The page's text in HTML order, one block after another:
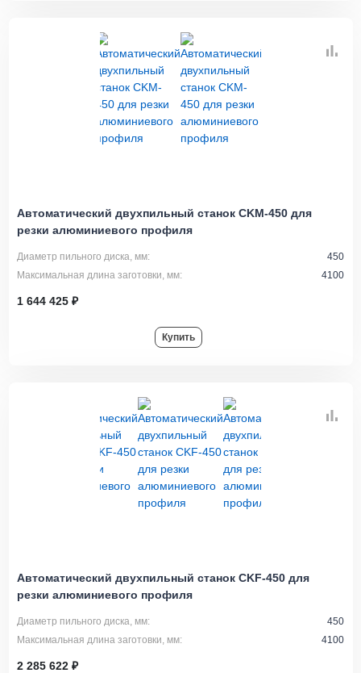
Автоматический двухпильный станок CKM-450 для
резки алюминиевого профиля
Диаметр пильного диска, мм:
450
Максимальная длина заготовки, мм:
4100
1 644 425 ₽
Купить
Автоматический двухпильный станок CKF-450 для
резки алюминиевого профиля
Диаметр пильного диска, мм:
450
Максимальная длина заготовки, мм:
4100
2 285 622 ₽